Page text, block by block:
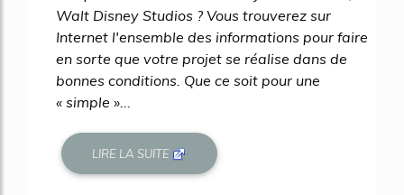
Walt Disney Studios ? Vous trouverez sur
Internet l'ensemble des informations pour faire
en sorte que votre projet se réalise dans de
bonnes conditions. Que ce soit pour une
« simple »...
LIRE LA SUITE